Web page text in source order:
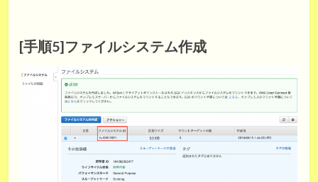
[手順5]ファイルシステム作成